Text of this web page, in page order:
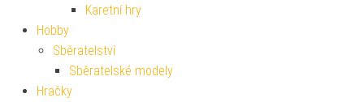
Karetní hry
Hobby
Sběratelství
Sběratelské modely
Hračky